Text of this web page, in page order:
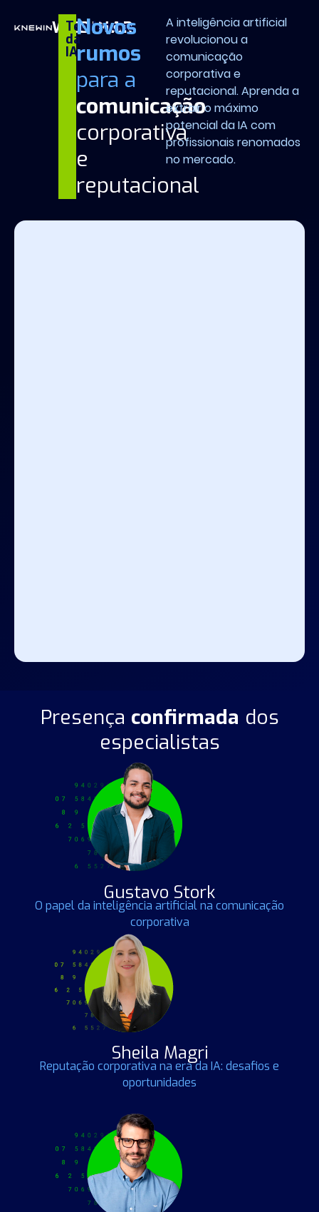
WEBINAR
Tendências
da
IA
Novos
rumos
para a
comunicação
corporativa
e
reputacional
A inteligência artificial
revolucionou a
comunicação
corporativa e
reputacional. Aprenda a
extrair o máximo
potencial da IA com
profissionais renomados
no mercado.
Presença confirmada dos
especialistas
Gustavo Stork
O papel da inteligência artificial na comunicação
corporativa
Sheila Magri
Reputação corporativa na era da IA: desafios e
oportunidades